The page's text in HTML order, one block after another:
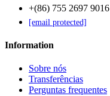
+(86) 755 2697 9016
[email protected]
Information
Sobre nós
Transferências
Perguntas frequentes